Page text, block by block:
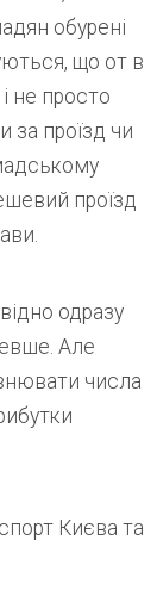
обурені
що от в
і не просто
за проїзд чи
проїзд
одразу
Але
числа
Києва та